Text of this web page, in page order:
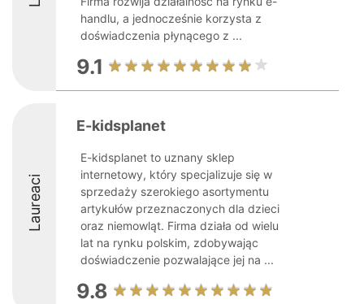
handlu, a jednocześnie korzysta z
doświadczenia płynącego z ...
9.1
Laureaci
E-kidsplanet
E-kidsplanet to uznany sklep
internetowy, który specjalizuje się w
sprzedaży szerokiego asortymentu
artykułów przeznaczonych dla dzieci
oraz niemowląt. Firma działa od wielu
lat na rynku polskim, zdobywając
doświadczenie pozwalające jej na ...
9.8